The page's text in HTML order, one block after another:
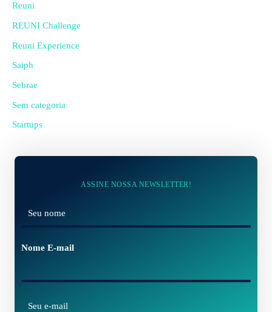
Reuni
REUNI Challenge
Reuni Experience
Saiph
Sebrae
Sem categoria
Startups
ASSINE NOSSA NEWSLETTER!
Nome E-mail